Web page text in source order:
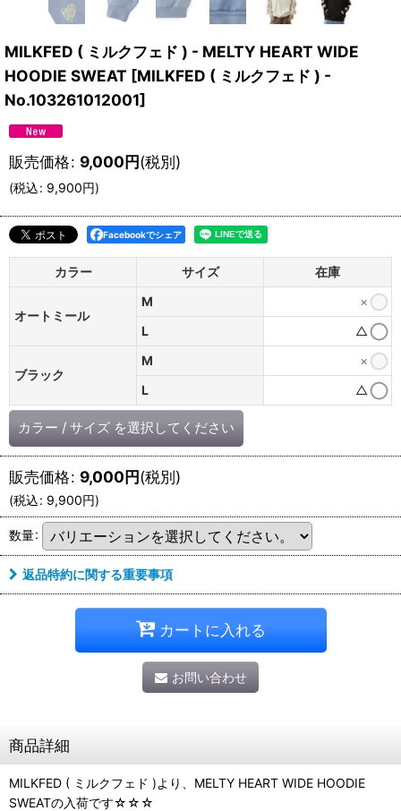
MILKFED ( ミルクフェド ) - MELTY HEART WIDE
HOODIE SWEAT [MILKFED ( ミルクフェド ) -
No.103261012001]
販売価格: 9,000円(税別)
(税込: 9,900円)
Facebookでシェア
カラー サイズ 在庫
オートミール
M
×
L
△
ブラック
M
×
L
△
カラー / サイズ を選択してください
販売価格: 9,000円(税別)
(税込: 9,900円)
数量:
返品特約に関する重要事項
カートに入れる
お問い合わせ
商品詳細
MILKFED ( ミルクフェド )より、MELTY HEART WIDE HOODIE
SWEATの入荷です☆☆☆